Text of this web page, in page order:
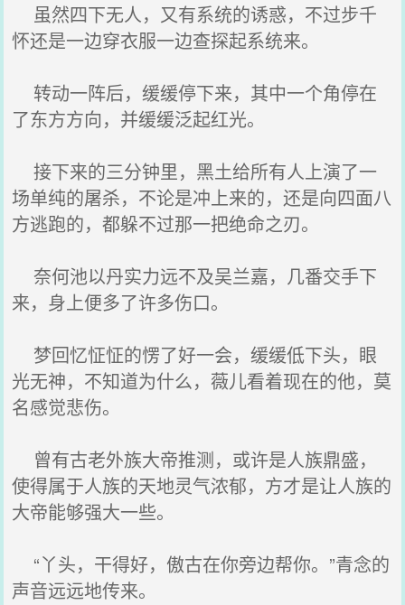
虽然四下无人，又有系统的诱惑，不过步千
怀还是一边穿衣服一边查探起系统来。
转动一阵后，缓缓停下来，其中一个角停在
了东方方向，并缓缓泛起红光。
接下来的三分钟里，黑土给所有人上演了一
场单纯的屠杀，不论是冲上来的，还是向四面八
方逃跑的，都躲不过那一把绝命之刃。
奈何池以丹实力远不及吴兰嘉，几番交手下
来，身上便多了许多伤口。
梦回忆怔怔的愣了好一会，缓缓低下头，眼
光无神，不知道为什么，薇儿看着现在的他，莫
名感觉悲伤。
曾有古老外族大帝推测，或许是人族鼎盛，
使得属于人族的天地灵气浓郁，方才是让人族的
大帝能够强大一些。
“丫头，干得好，傲古在你旁边帮你。”青念的
声音远远地传来。